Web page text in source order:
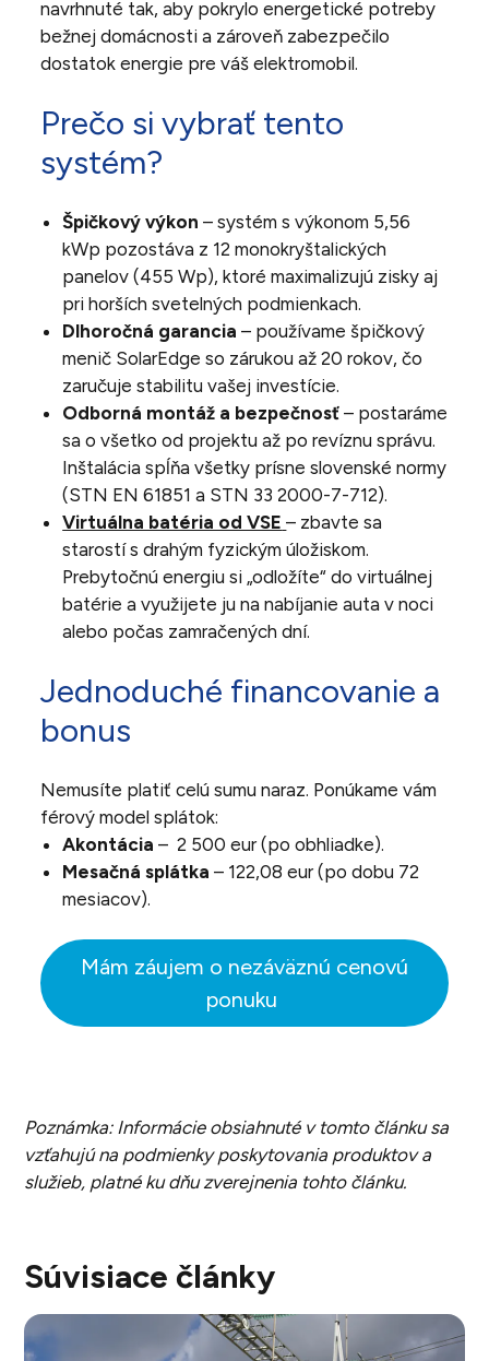
navrhnuté tak, aby pokrylo energetické potreby
bežnej domácnosti a zároveň zabezpečilo
dostatok energie pre váš elektromobil.
Prečo si vybrať tento
systém?
Špičkový výkon – systém s výkonom 5,56
kWp pozostáva z 12 monokryštalických
panelov (455 Wp), ktoré maximalizujú zisky aj
pri horších svetelných podmienkach.
Dlhoročná garancia – používame špičkový
menič SolarEdge so zárukou až 20 rokov, čo
zaručuje stabilitu vašej investície.
Odborná montáž a bezpečnosť – postaráme
sa o všetko od projektu až po revíznu správu.
Inštalácia spĺňa všetky prísne slovenské normy
(STN EN 61851 a STN 33 2000-7-712).
Virtuálna batéria od VSE – zbavte sa
starostí s drahým fyzickým úložiskom.
Prebytočnú energiu si „odložíte“ do virtuálnej
batérie a využijete ju na nabíjanie auta v noci
alebo počas zamračených dní.
Jednoduché financovanie a
bonus
Nemusíte platiť celú sumu naraz. Ponúkame vám
férový model splátok:
Akontácia – 2 500 eur (po obhliadke).
Mesačná splátka – 122,08 eur (po dobu 72
mesiacov).
Mám záujem o nezáväznú cenovú
ponuku
Poznámka: Informácie obsiahnuté v tomto článku sa
vzťahujú na podmienky poskytovania produktov a
služieb, platné ku dňu zverejnenia tohto článku.
Súvisiace články